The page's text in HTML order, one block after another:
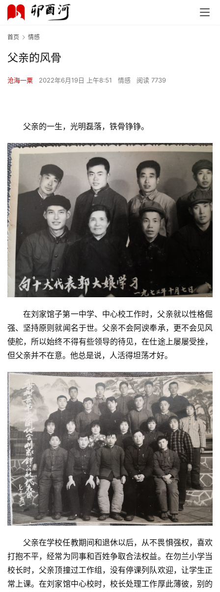
首页 情感
父亲的风骨
沧海一粟 2022年6月19日 上午8:51 情感 阅读 7739
父亲的一生，光明磊落，铁骨铮铮。
在刘家馆子第一中学、中心校工作时，父亲就以性格倔
强、坚持原则就闻名于世。父亲不会阿谀奉承，更不会见风
使舵，所以始终不得有些领导的待见，在仕途上屡屡受挫，
但父亲并不在意。他总是说，人活得坦荡才好。
父亲在学校任教期间和退休以后，从不畏惧强权，喜欢
打抱不平，经常为同事和百姓争取合法权益。在勿兰小学当
校长时，父亲顶撞过工作组，没有停课列队欢迎，让学生正
常上课。在刘家馆中心校时，校长处理工作厚此薄彼，别的